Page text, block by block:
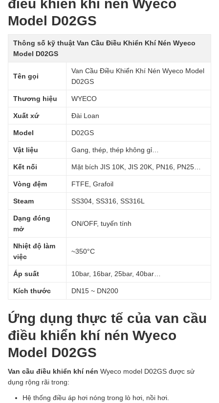
điều khiển khí nén Wyeco
Model D02GS
Thông số kỹ thuật Van Cầu Điều Khiển Khí Nén Wyeco
Model D02GS
Tên gọi
Van Cầu Điều Khiển Khí Nén Wyeco Model
D02GS
Thương hiệu WYECO
Xuất xứ Đài Loan
Model D02GS
Vật liệu Gang, thép, thép không gỉ…
Kết nối Mặt bích JIS 10K, JIS 20K, PN16, PN25…
Vòng đệm FTFE, Grafoil
Steam SS304, SS316, SS316L
Dạng đóng
mở
ON/OFF, tuyến tính
Nhiệt độ làm
việc
~350°C
Áp suất 10bar, 16bar, 25bar, 40bar…
Kích thước DN15 ~ DN200
Ứng dụng thực tế của van cầu
điều khiển khí nén Wyeco
Model D02GS
Van cầu điều khiển khí nén Wyeco model D02GS được sử
dụng rộng rãi trong:
Hệ thống điều áp hơi nóng trong lò hơi, nồi hơi.